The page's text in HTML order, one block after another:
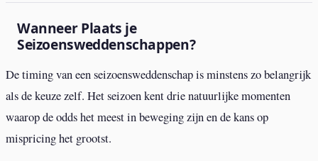
Wanneer Plaats je
Seizoensweddenschappen?
De timing van een seizoensweddenschap is minstens zo belangrijk
als de keuze zelf. Het seizoen kent drie natuurlijke momenten
waarop de odds het meest in beweging zijn en de kans op
mispricing het grootst.